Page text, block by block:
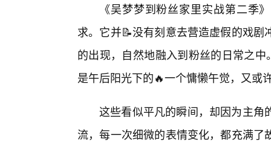
《吴梦梦到粉丝家里实战第二季
求。它并📝没有刻意去营造虚假的戏
的出现，自然地融入到粉丝的日常之
是午后阳光下的🔥一个慵懒午觉，又或
这些看似平凡的瞬间，却因为主角
流，每一次细微的表情变化，都充满